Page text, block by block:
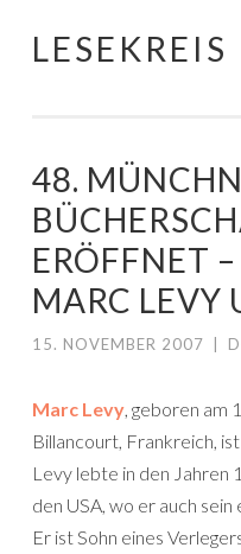
Springe
LESEKREIS
48.
ERÖFFNET
MARC LEVY
15. NOVEMBER 2007
Marc Levy, geboren am
Billancourt, Frankreich,
Levy lebte in den Jahren
den USA, wo er auch
Er ist Sohn eines